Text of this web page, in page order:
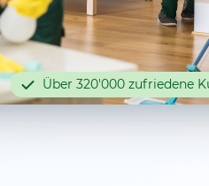
Über 320'000 zufriedene